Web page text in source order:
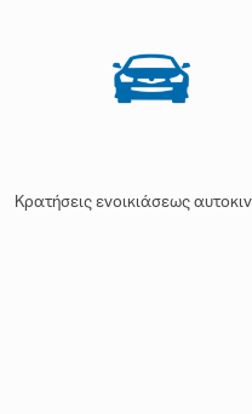
Κρατήσεις ενοικιάσεως